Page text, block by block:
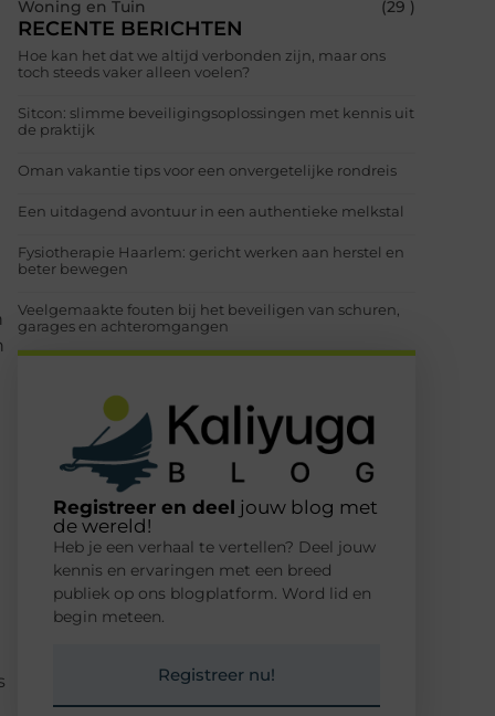
Woning en Tuin
(29 )
RECENTE BERICHTEN
Hoe kan het dat we altijd verbonden zijn, maar ons
toch steeds vaker alleen voelen?
Sitcon: slimme beveiligingsoplossingen met kennis uit
de praktijk
Oman vakantie tips voor een onvergetelijke rondreis
Een uitdagend avontuur in een authentieke melkstal
Fysiotherapie Haarlem: gericht werken aan herstel en
beter bewegen
Veelgemaakte fouten bij het beveiligen van schuren,
garages en achteromgangen
Registreer en deel jouw blog met
de wereld!
Heb je een verhaal te vertellen? Deel jouw
kennis en ervaringen met een breed
publiek op ons blogplatform. Word lid en
begin meteen.
Registreer nu!